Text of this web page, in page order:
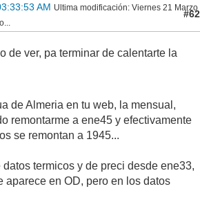
AM Ultima modificación: Viernes 21 Marzo
#62
de ver, pa terminar de calentarte la
de Almeria en tu web, la mensual,
remontarme a ene45 y efectivamente
se remontan a 1945...
termicos y de preci desde ene33,
aparece en OD, pero en los datos